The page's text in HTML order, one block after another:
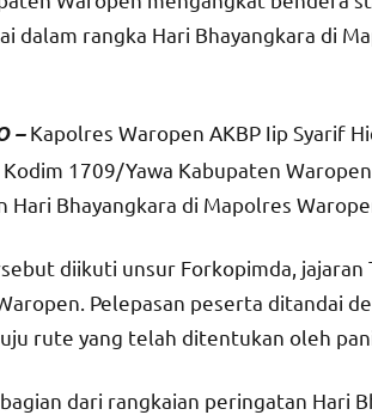
dalam rangka Hari Bhayangkara di
–Kapolres Waropen AKBP Iip Syarif
1709/Yawa Kabupaten
Bhayangkara di Mapolres
diikuti unsur Forkopimda,
Pelepasan peserta ditandai
rute yang telah ditentukan oleh
dari rangkaian peringatan Hari